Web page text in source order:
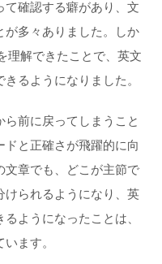
て確認する癖があり、文
が多々あり ました。しか
理解でき たこと で、 英文
きる ようになりました。
ら前に戻ってしまうこと
ドと正確さ が飛躍的に向
文章でも、 どこが主節で
けられる ようになり、英
るようになった こと は、
います。